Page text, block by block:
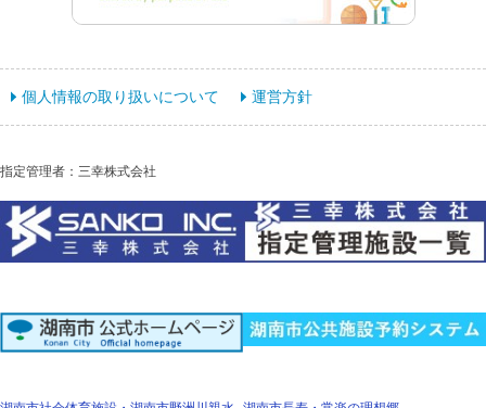
個人情報の取り扱いについて 運営方針
指定管理者：三幸株式会社